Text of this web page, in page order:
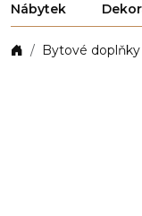
Nábytek
Bytové doplňky